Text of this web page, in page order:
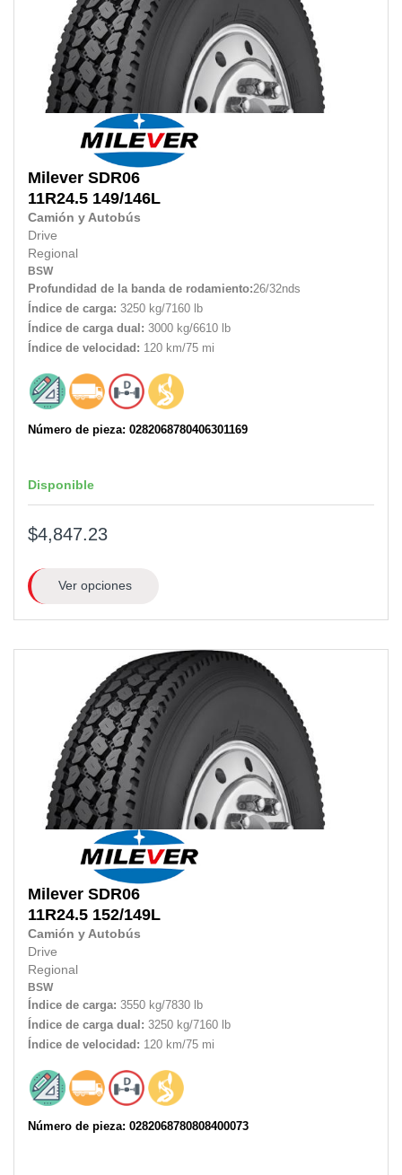
Milever SDR06
11R24.5 149/146L
Camión y Autobús
Drive
Regional
BSW
Profundidad de la banda de rodamiento:26/32nds
Índice de carga: 3250 kg/7160 lb
Índice de carga dual: 3000 kg/6610 lb
Índice de velocidad: 120 km/75 mi
Número de pieza: 0282068780406301169
Disponible
$4,847.23
Ver opciones
Milever SDR06
11R24.5 152/149L
Camión y Autobús
Drive
Regional
BSW
Índice de carga: 3550 kg/7830 lb
Índice de carga dual: 3250 kg/7160 lb
Índice de velocidad: 120 km/75 mi
Número de pieza: 0282068780808400073